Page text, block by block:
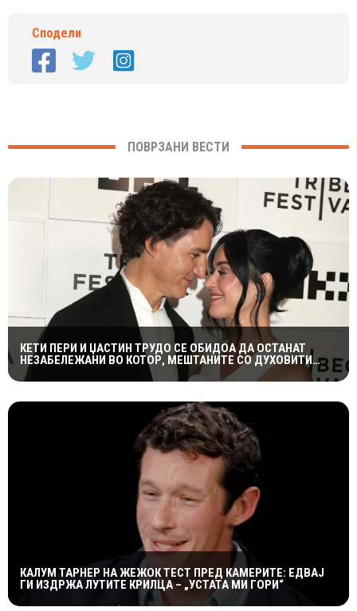
Сподели
ПОВРЗАНИ ВЕСТИ
КЕТИ ПЕРИ И ЏАСТИН ТРУДО СЕ ОБИДОА ДА ОСТАНАТ
НЕЗАБЕЛЕЖАНИ ВО КОТОР, МЕШТАНИТЕ СО ДУХОВИТИ
РЕАКЦИИ: „НИКОЈ НЕ БИ ГИ ПРЕПОЗНАЛ“
КАЛУМ ТАРНЕР НА ЖЕЖОК ТЕСТ ПРЕД КАМЕРИТЕ: ЕДВАЈ
ГИ ИЗДРЖА ЛУТИТЕ КРИЛЦА – „УСТАТА МИ ГОРИ“